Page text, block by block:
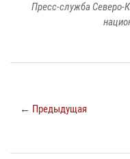
Пресс-служба Северо-
← Предыдущая